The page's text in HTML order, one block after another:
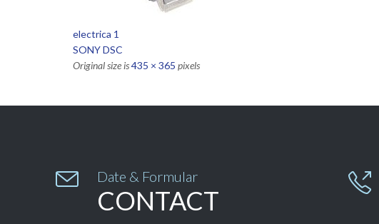
electrica 1
SONY DSC
Original size is435 × 365 pixels
 Date & Formular
CONTACT
